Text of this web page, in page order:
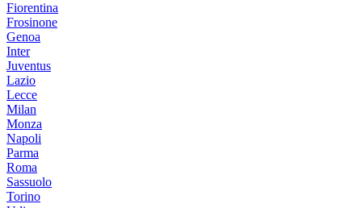
Fiorentina
Frosinone
Genoa
Inter
Juventus
Lazio
Lecce
Milan
Monza
Napoli
Parma
Roma
Sassuolo
Torino